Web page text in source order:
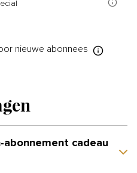
nieuwe abonnees
abonnement cadeau